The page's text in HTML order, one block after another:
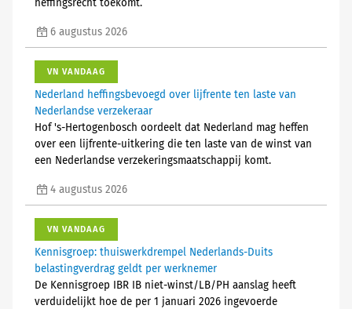
heffingsrecht toekomt.
6 augustus 2026
VN VANDAAG
Nederland heffingsbevoegd over lijfrente ten laste van
Nederlandse verzekeraar
Hof 's-Hertogenbosch oordeelt dat Nederland mag heffen
over een lijfrente-uitkering die ten laste van de winst van
een Nederlandse verzekeringsmaatschappij komt.
4 augustus 2026
VN VANDAAG
Kennisgroep: thuiswerkdrempel Nederlands-Duits
belastingverdrag geldt per werknemer
De Kennisgroep IBR IB niet-winst/LB/PH aanslag heeft
verduidelijkt hoe de per 1 januari 2026 ingevoerde